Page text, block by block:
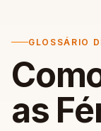
GLOSSÁRIO
as